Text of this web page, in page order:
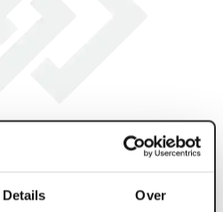
Details Over